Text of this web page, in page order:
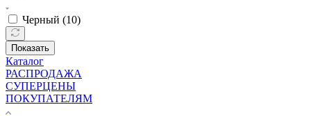
Черный (10)
Показать
Каталог
РАСПРОДАЖА
СУПЕРЦЕНЫ
ПОКУПАТЕЛЯМ